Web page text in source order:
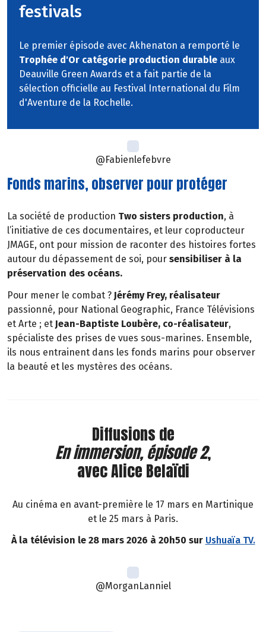
festivals
Le premier épisode avec Akhenaton a remporté le
Trophée d'Or catégorie production durable aux
Deauville Green Awards et a fait partie de la
sélection officielle au Festival International du Film
d'Aventure de la Rochelle.
@Fabienlefebvre
Fonds marins, observer pour protéger
La société de production Two sisters production, à
l’initiative de ces documentaires, et leur coproducteur
JMAGE, ont pour mission de raconter des histoires fortes
autour du dépassement de soi, pour sensibiliser à la
préservation des océans.
Pour mener le combat ? Jérémy Frey, réalisateur
passionné, pour National Geographic, France Télévisions
et Arte ; et Jean-Baptiste Loubère, co-réalisateur,
spécialiste des prises de vues sous-marines. Ensemble,
ils nous entrainent dans les fonds marins pour observer
la beauté et les mystères des océans.
Diffusions de
En immersion, épisode 2,
avec Alice Belaïdi
Au cinéma en avant-première le 17 mars en Martinique
et le 25 mars à Paris.
À la télévision le 28 mars 2026 à 20h50 sur Ushuaïa TV.
@MorganLanniel